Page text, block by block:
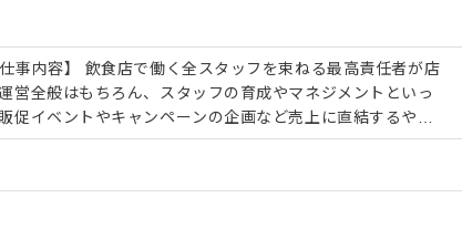
事内容】 飲食店で働く全スタッフを束ねる最高責任者が店
営全般はもちろん、スタッフの育成やマネジメントといっ
促イベントやキャンペーンの企画など売上に直結するやり
マネジメント経験を活かし店長（候補）として大きく飛躍
、全体のオペレーション改善や構築もお任せしますので、
。 【具体的には…】 ・ホール、キッチ
・接客、サービス全般 ・スタッフへの指示出し、動きの